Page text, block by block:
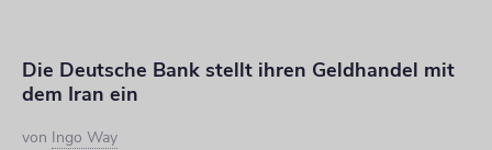
Die Deutsche Bank stellt ihren Geldhandel mit
dem Iran ein
von Ingo Way